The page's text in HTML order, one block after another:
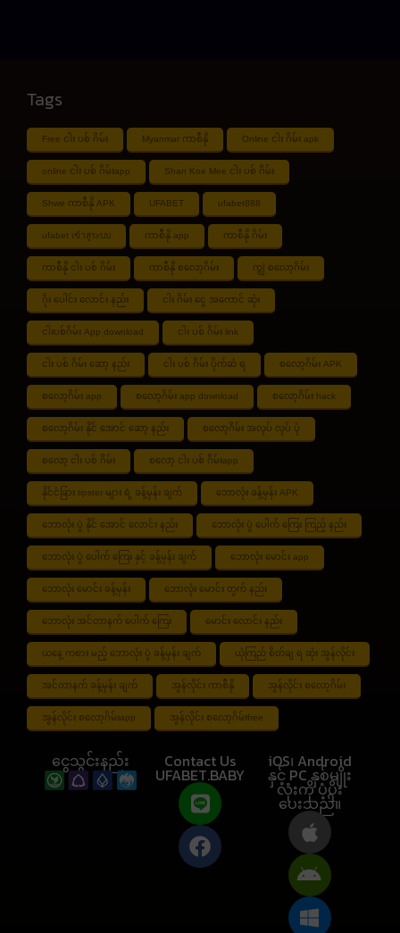
Tags
Free ငါး ပစ် ဂိမ်း Myanmar ကာစီနို Online ငါး ဂိမ်း apk
online ငါး ပစ် ဂိမ်းapp Shan Koe Mee ငါး ပစ် ဂိမ်း
Shwe ကာစီနို APK UFABET ufabet888
ufabet เข้าสู่ระบบ ကာစီနို app ကာစီနို ဂိမ်း
ကာစီနို ငါး ပစ် ဂိမ်း ကာစီနို စလော့ဂိမ်း ကျွဲ စလော့ဂိမ်း
ဂိုး ပေါင်း လောင်း နည်း ငါး ဂိမ်း ငွေ အကောင် ဆုံး
ငါးပစ်ဂိမ်း App download ငါး ပစ် ဂိမ်း link
ငါး ပစ် ဂိမ်း ဆော့ နည်း ငါး ပစ် ဂိမ်း ပိုက်ဆံ ရ စလော့ဂိမ်း APK
စလော့ဂိမ်း app စလော့ဂိမ်း app download စလော့ဂိမ်း hack
စလော့ဂိမ်း နိုင် အောင် ဆော့ နည်း စလော့ဂိမ်း အလုပ် လုပ် ပုံ
စလော့ ငါး ပစ် ဂိမ်း စလော့ ငါး ပစ် ဂိမ်းapp
နိုင်ငံခြား tipster များ ရဲ့ ခန့်မှန်း ချက် ဘောလုံး ခန့်မှန်း APK
ဘောလုံး ပွဲ နိုင် အောင် လောင်း နည်း ဘောလုံး ပွဲ ပေါက် ကြေး ကြည့် နည်း
ဘောလုံး ပွဲ ပေါက် ကြေး နှင့် ခန့်မှန်း ချက် ဘောလုံး မောင်း app
ဘောလုံး မောင်း ခန့်မှန်း ဘောလုံး မောင်း တွက် နည်း
ဘောလုံး အင်တာနက် ပေါက် ကြေး မောင်း လောင်း နည်း
ယနေ့ ကစား မည့် ဘောလုံး ပွဲ ခန့်မှန်း ချက် ယုံကြည် စိတ်ချ ရ ဆုံး အွန်လိုင်း
အင်တာနက် ခန့်မှန်း ချက် အွန်လိုင်း ကာစီနို အွန်လိုင်း စလော့ဂိမ်း
အွန်လိုင်း စလော့ဂိမ်းapp အွန်လိုင်း စလော့ဂိမ်းfree
ငွေသွင်းနည်း Contact Us
UFABET.BABY
iOS၊ Android
နှင့် PC နှစ်မျိုး
လုံးကို ပံ့ပိုး
ပေးသည်။